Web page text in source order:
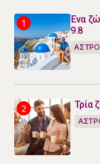
Ένα
9.8
Τρία